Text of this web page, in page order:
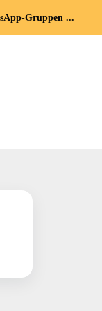
Gruppen ...